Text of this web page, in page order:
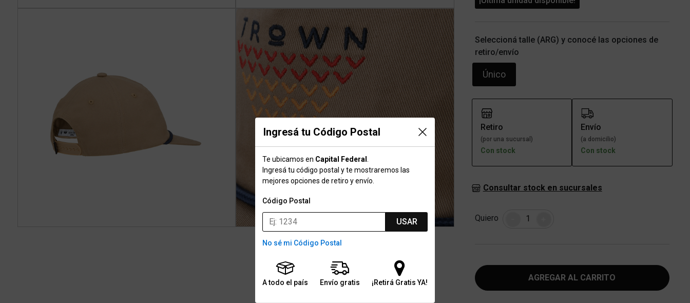
Ingresá tu Código Postal
Te ubicamos en Capital Federal
Ingresá tu código postal y te mostraremos las
mejores opciones de retiro y envío.
Código Postal
USAR
No sé mi Código Postal
A todo el país Envío gratis ¡Retirá Gratis YA!
Seleccioná talle (ARG) y conocé las opciones de
retiro/envío
Único
Retiro
(por una sucursal)
Con stock
Envío
(a domicilio)
Con stock
Consultar stock en sucursales
Quiero Cantidad
AGREGAR AL CARRITO